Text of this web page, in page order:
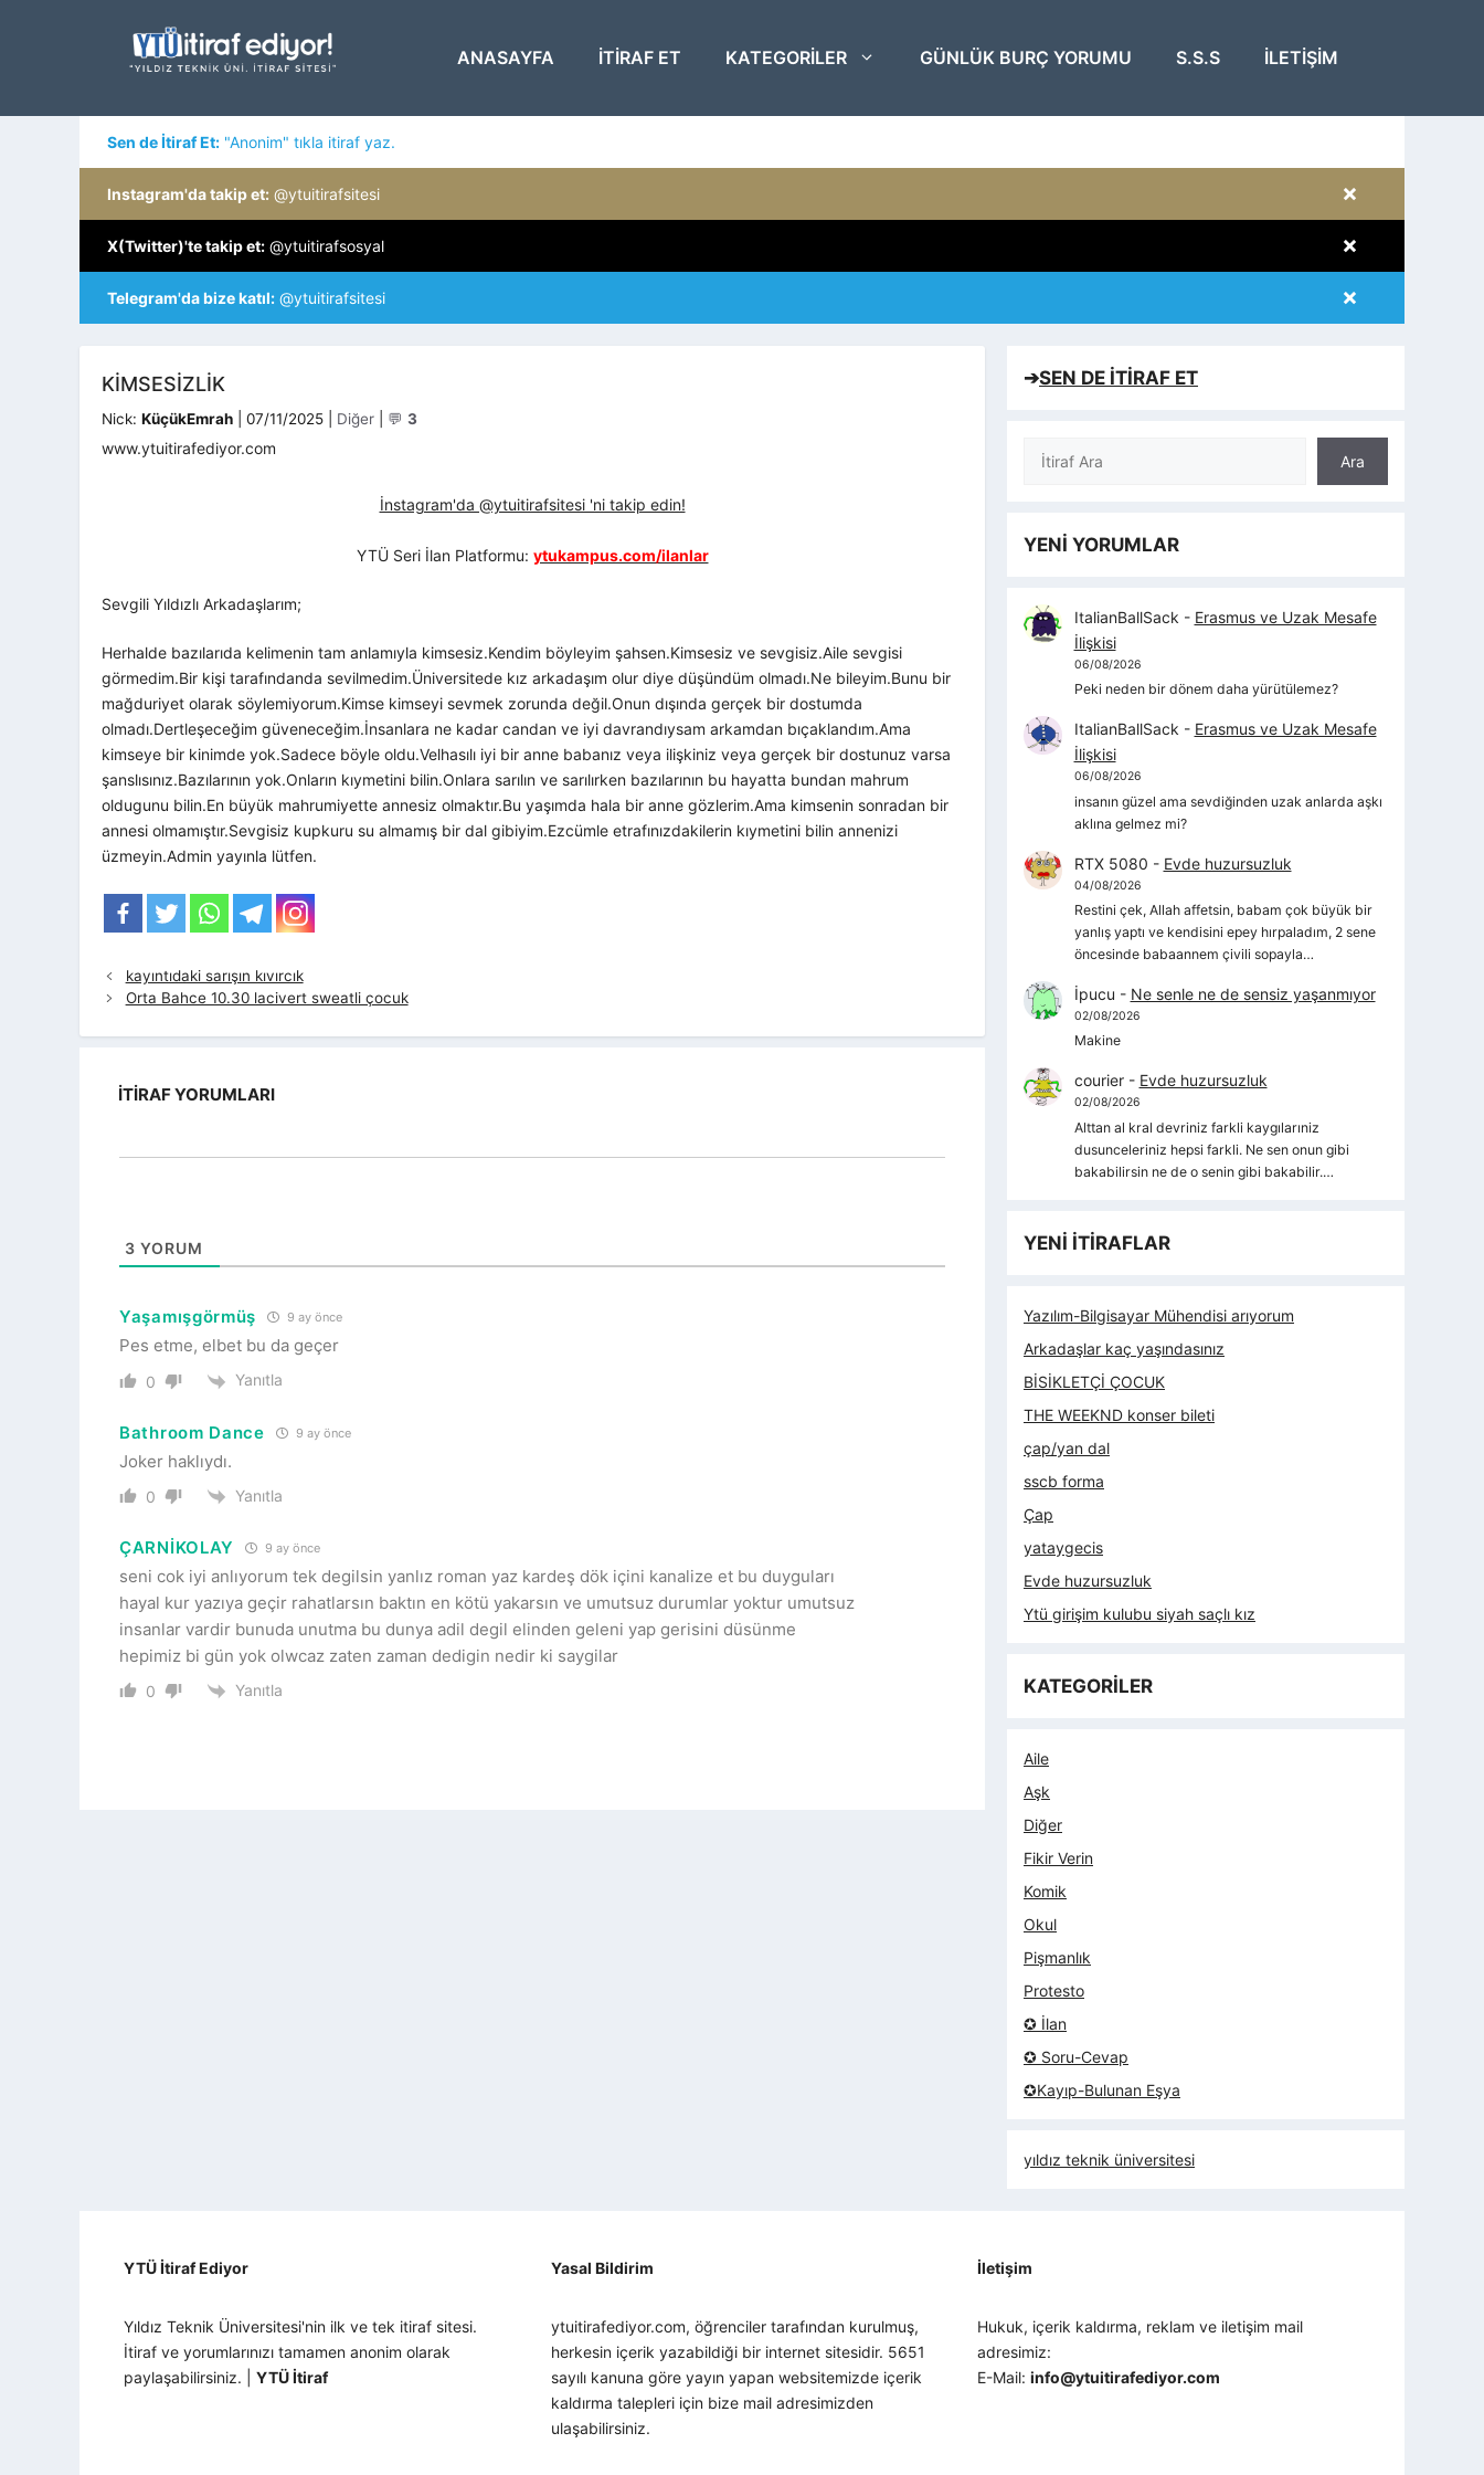
ANASAYFA ITIRAF ET KATEGORILER GÜNLÜK BURÇ YORUMU S.S.S İLETIŞIM
Sen de İtiraf Et: "Anonim" tıkla itiraf yaz.
×
Instagram'da takip et: @ytuitirafsitesi
×
X(Twitter)'te takip et: @ytuitirafsosyal
×
Telegram'da bize katıl: @ytuitirafsitesi
KIMSESIZLIK
Nick: KüçükEmrah 07/11/2025 Kategoriler
Diğer 💬 3
www.ytuitirafediyor.com
İnstagram'da @ytuitirafsitesi 'ni takip edin!
YTÜ Seri İlan Platformu: ytukampus.com/ilanlar
Sevgili Yıldızlı Arkadaşlarım;
Herhalde bazılarıda kelimenin tam anlamıyla kimsesiz.Kendim böyleyim şahsen.Kimsesiz ve sevgisiz.Aile sevgisi
görmedim.Bir kişi tarafındanda sevilmedim.Üniversitede kız arkadaşım olur diye düşündüm olmadı.Ne bileyim.Bunu bir
mağduriyet olarak söylemiyorum.Kimse kimseyi sevmek zorunda değil.Onun dışında gerçek bir dostumda
olmadı.Dertleşeceğim güveneceğim.İnsanlara ne kadar candan ve iyi davrandıysam arkamdan bıçaklandım.Ama
kimseye bir kinimde yok.Sadece böyle oldu.Velhasılı iyi bir anne babanız veya ilişkiniz veya gerçek bir dostunuz varsa
şanslısınız.Bazılarının yok.Onların kıymetini bilin.Onlara sarılın ve sarılırken bazılarının bu hayatta bundan mahrum
oldugunu bilin.En büyük mahrumiyette annesiz olmaktır.Bu yaşımda hala bir anne gözlerim.Ama kimsenin sonradan bir
annesi olmamıştır.Sevgisiz kupkuru su almamış bir dal gibiyim.Ezcümle etrafınızdakilerin kıymetini bilin annenizi
üzmeyin.Admin yayınla lütfen.
kayıntıdaki sarışın kıvırcık
Orta Bahce 10.30 lacivert sweatli çocuk
İTIRAF YORUMLARI
3 YORUM
Yaşamışgörmüş 9 ay önce
Pes etme, elbet bu da geçer
0 Yanıtla
Bathroom Dance 9 ay önce
Joker haklıydı.
0 Yanıtla
ÇARNİKOLAY 9 ay önce
seni cok iyi anlıyorum tek degilsin yanlız roman yaz kardeş dök içini kanalize et bu duyguları
hayal kur yazıya geçir rahatlarsın baktın en kötü yakarsın ve umutsuz durumlar yoktur umutsuz
insanlar vardir bunuda unutma bu dunya adil degil elinden geleni yap gerisini düsünme
hepimiz bi gün yok olwcaz zaten zaman dedigin nedir ki saygilar
0 Yanıtla
➔SEN DE İTİRAF ET
Ara
Ara
YENİ YORUMLAR
ItalianBallSack - Erasmus ve Uzak Mesafe
İlişkisi
06/08/2026
Peki neden bir dönem daha yürütülemez?
ItalianBallSack - Erasmus ve Uzak Mesafe
İlişkisi
06/08/2026
insanın güzel ama sevdiğinden uzak anlarda aşkı
aklına gelmez mi?
RTX 5080 - Evde huzursuzluk
04/08/2026
Restini çek, Allah affetsin, babam çok büyük bir
yanlış yaptı ve kendisini epey hırpaladım, 2 sene
öncesinde babaannem çivili sopayla…
İpucu - Ne senle ne de sensiz yaşanmıyor
02/08/2026
Makine
courier- Evde huzursuzluk
02/08/2026
Alttan al kral devriniz farkli kaygılarıniz
dusunceleriniz hepsi farkli. Ne sen onun gibi
bakabilirsin ne de o senin gibi bakabilir.…
YENİ İTİRAFLAR
Yazılım-Bilgisayar Mühendisi arıyorum
Arkadaşlar kaç yaşındasınız
BİSİKLETÇİ ÇOCUK
THE WEEKND konser bileti
çap/yan dal
sscb forma
Çap
yataygecis
Evde huzursuzluk
Ytü girişim kulubu siyah saçlı kız
KATEGORİLER
Aile
Aşk
Diğer
Fikir Verin
Komik
Okul
Pişmanlık
Protesto
✪ İlan
✪ Soru-Cevap
✪Kayıp-Bulunan Eşya
yıldız teknik üniversitesi
YTÜ İtiraf Ediyor
Yıldız Teknik Üniversitesi'nin ilk ve tek itiraf sitesi.
İtiraf ve yorumlarınızı tamamen anonim olarak
paylaşabilirsiniz. | YTÜ İtiraf
Yasal Bildirim
ytuitirafediyor.com, öğrenciler tarafından kurulmuş,
herkesin içerik yazabildiği bir internet sitesidir. 5651
sayılı kanuna göre yayın yapan websitemizde içerik
kaldırma talepleri için bize mail adresimizden
ulaşabilirsiniz.
İletişim
Hukuk, içerik kaldırma, reklam ve iletişim mail
adresimiz:
E-Mail:info@ytuitirafediyor.com